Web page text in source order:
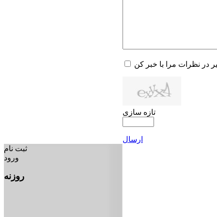
در نظرات مرا با خبر کن
تازه سازی
ارسال
ثبت نام
ورود
روزنه